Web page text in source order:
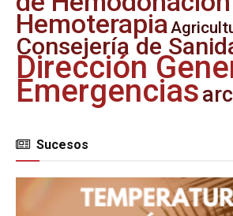
Hemoterapia
Consejería de
Dirección
Emergencias
Sucesos